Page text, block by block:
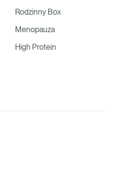
Rodzinny Box
Menopauza
High Protein